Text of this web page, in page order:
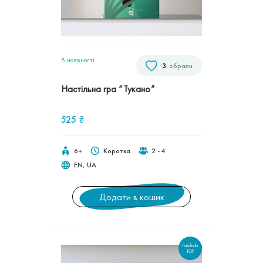
обрали
3
В наявностi
Настільна гра “Тукано”
525 ₴
6+ Коротка
2 - 4
EN, UA
Додати в кошик
Pakufuda
TOP